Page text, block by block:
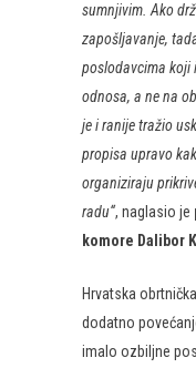
sumnjivim. Ako
zapošljavanje,
poslodavcima koji
odnosa, a ne na
je i ranije tražio
propisa upravo
organiziraju
radu“, naglasio je
komore Dalibor
Hrvatska
dodatno
imalo ozbiljne